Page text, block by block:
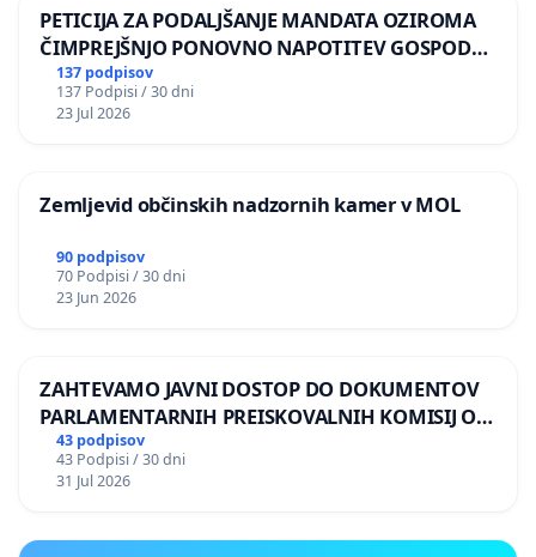
PETICIJA ZA PODALJŠANJE MANDATA OZIROMA
ČIMPREJŠNJO PONOVNO NAPOTITEV GOSPODA
BERNARDA ŠRAJNERJA NA VELEPOSLANIŠTVO
REPUBLIKE SLOVENIJE V MOSKVI
137 podpisov
137 Podpisi / 30 dni
23 Jul 2026
Zemljevid občinskih nadzornih kamer v MOL
90 podpisov
70 Podpisi / 30 dni
23 Jun 2026
ZAHTEVAMO JAVNI DOSTOP DO DOKUMENTOV
PARLAMENTARNIH PREISKOVALNIH KOMISIJ O
ILEGALNI TRGOVINI Z OROŽJEM
43 podpisov
43 Podpisi / 30 dni
31 Jul 2026